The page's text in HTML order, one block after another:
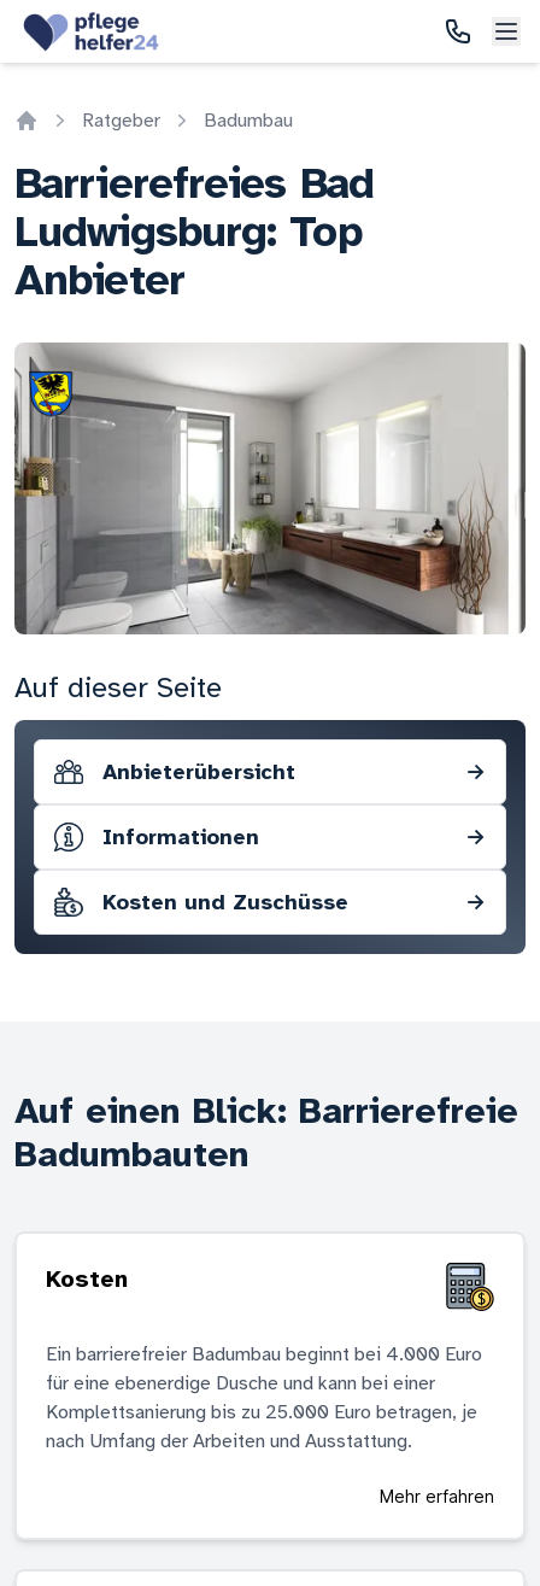
Ratgeber Badumbau
Barrierefreies Bad
Ludwigsburg: Top
Anbieter
Auf dieser Seite
Anbieterübersicht →
Informationen →
Kosten und Zuschüsse →
Auf einen Blick: Barrierefreie
Badumbauten
Kosten
Ein barrierefreier Badumbau beginnt bei 4.000 Euro
für eine ebenerdige Dusche und kann bei einer
Komplettsanierung bis zu 25.000 Euro betragen, je
nach Umfang der Arbeiten und Ausstattung.
Mehr erfahren